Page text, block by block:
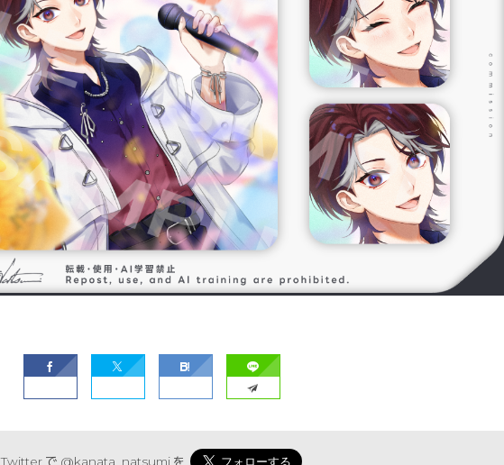
Twitter で @kanata_natsumi を